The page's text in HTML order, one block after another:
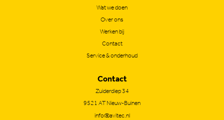
Wat we doen
Over ons
Werken bij
Contact
Service & onderhoud
Contact
Zuiderdiep 34
9521 AT Nieuw-Buinen
info@avitec.nl